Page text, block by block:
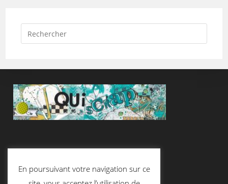
En poursuivant votre navigation sur ce